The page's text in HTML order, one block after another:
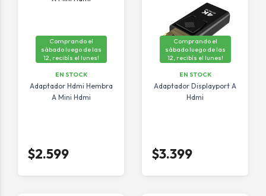
Comprando el
sábado luego de las
12, recibís el lunes!
EN STOCK
Adaptador Hdmi Hembra
A Mini Hdmi
$2.599
Comprando el
sábado luego de las
12, recibís el lunes!
EN STOCK
Adaptador Displayport A
Hdmi
$3.399